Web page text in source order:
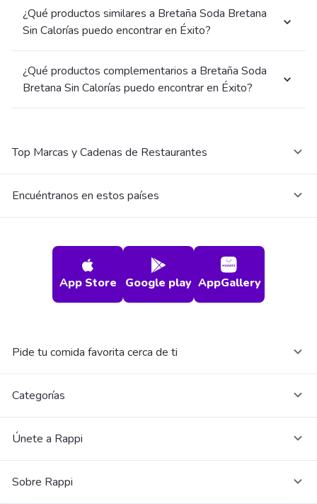
¿Qué productos similares a Bretaña Soda Bretana
Sin Calorías puedo encontrar en Éxito?
¿Qué productos complementarios a Bretaña Soda
Bretana Sin Calorías puedo encontrar en Éxito?
Top Marcas y Cadenas de Restaurantes
Encuéntranos en estos países
App Store Google play AppGallery
Pide tu comida favorita cerca de ti
Categorías
Únete a Rappi
Sobre Rappi